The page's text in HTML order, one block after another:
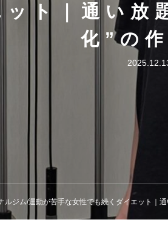
ット｜通い放
化”の
ルジム/運動が苦手な女性でも続くダイエット｜